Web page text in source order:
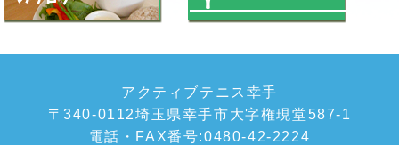
アクティブテニス幸手
〒340-0112埼玉県幸手市大字権現堂587-1
電話・FAX番号:0480-42-2224